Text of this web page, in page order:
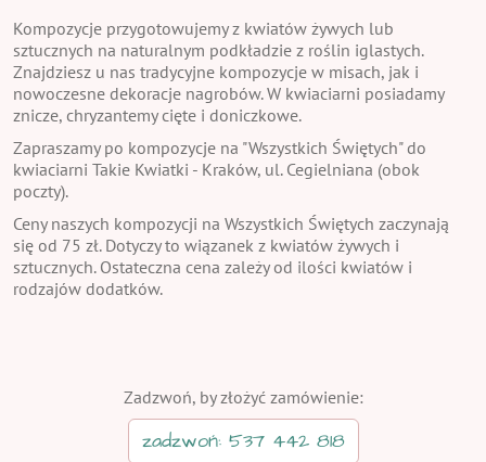
Kompozycje przygotowujemy z kwiatów żywych lub
sztucznych na naturalnym podkładzie z roślin iglastych.
Znajdziesz u nas tradycyjne kompozycje w misach, jak i
nowoczesne dekoracje nagrobów. W kwiaciarni posiadamy
znicze, chryzantemy cięte i doniczkowe.
Zapraszamy po kompozycje na "Wszystkich Świętych" do
kwiaciarni Takie Kwiatki - Kraków, ul. Cegielniana (obok
poczty).
Ceny naszych kompozycji na Wszystkich Świętych zaczynają
się od 75 zł. Dotyczy to wiązanek z kwiatów żywych i
sztucznych. Ostateczna cena zależy od ilości kwiatów i
rodzajów dodatków.
Zadzwoń, by złożyć zamówienie:
zadzwoń: 537 442 818